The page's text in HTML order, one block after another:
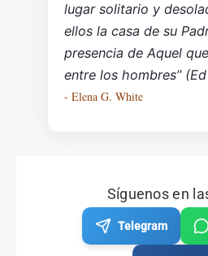
lugar solitario y
ellos la casa de su
presencia de Aquel
entre los hombres” (Ed
- Elena G. White
Síguenos en
Telegram